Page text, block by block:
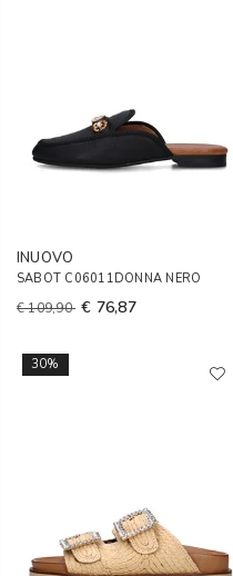
INUOVO
SABOT C06011DONNA NERO
€ 109,90 € 76,87
30%